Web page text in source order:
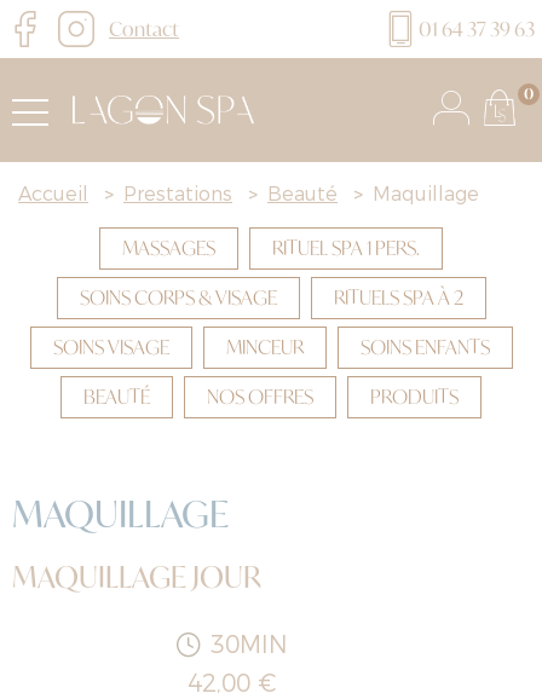
Contact 01 64 37 39 63
0
Accueil > Prestations > Beauté > Maquillage
MASSAGES
RITUEL SPA 1 PERS.
SOINS CORPS & VISAGE
RITUELS SPA À 2
SOINS VISAGE
MINCEUR
SOINS ENFANTS
BEAUTÉ
NOS OFFRES PRODUITS
MAQUILLAGE
MAQUILLAGE JOUR
30MIN
42,00 €